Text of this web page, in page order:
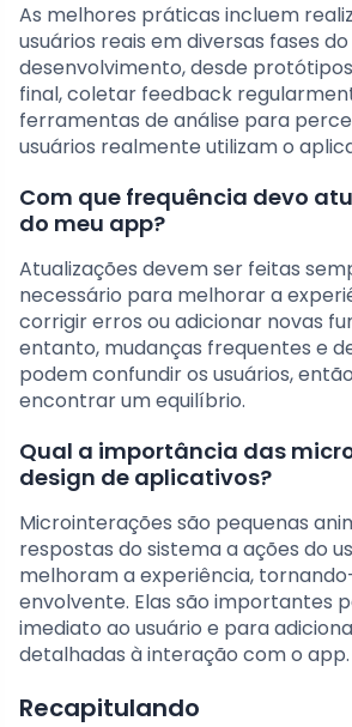
As melhores práticas incluem
usuários reais em diversas fases do
desenvolvimento, desde
final, coletar feedback
ferramentas de análise para
usuários realmente utilizam o
Com que frequência devo
do meu app?
Atualizações devem ser feitas
necessário para melhorar a
corrigir erros ou adicionar novas
entanto, mudanças frequentes e
podem confundir os usuários,
encontrar um equilíbrio.
Qual a importância das
design de aplicativos?
Microinterações são pequenas
respostas do sistema a ações do
melhoram a experiência,
envolvente. Elas são importantes
imediato ao usuário e para
detalhadas à interação com o app.
Recapitulando